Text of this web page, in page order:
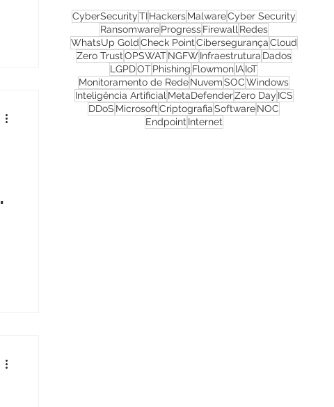
CyberSecurityTI Hackers MalwareCyber Security
Ransomware Progress Firewall Redes
WhatsUp GoldCheck PointCibersegurançaCloud
Zero TrustOPSWAT NGFW Infraestrutura Dados
LGPDOTPhishing FlowmonIAIoT
Monitoramento de RedeNuvemSOCWindows
Inteligência Artificial MetaDefenderZero Day ICS
DDoS MicrosoftCriptografiaSoftwareNOC
Endpoint Internet